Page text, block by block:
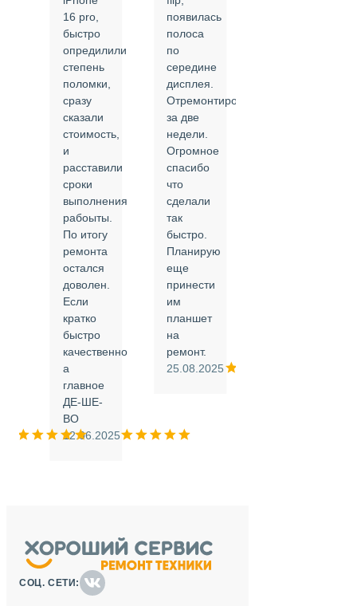
16 pro,
быстро
опредилили
степень
поломки,
сразу
сказали
стоимость,
и
расставили
сроки
выполнения
рабоыты.
По итогу
ремонта
остался
доволен.
Если
кратко
быстро
качественно
а
главное
ДЕ-ШЕ-
ВО
12.06.2025
появилась
полоса
по
середине
дисплея.
Отремонтировали
за две
недели.
Огромное
спасибо
что
сделали
так
быстро.
Планирую
еще
принести
им
планшет
на
ремонт.
25.08.2025
СОЦ. СЕТИ: